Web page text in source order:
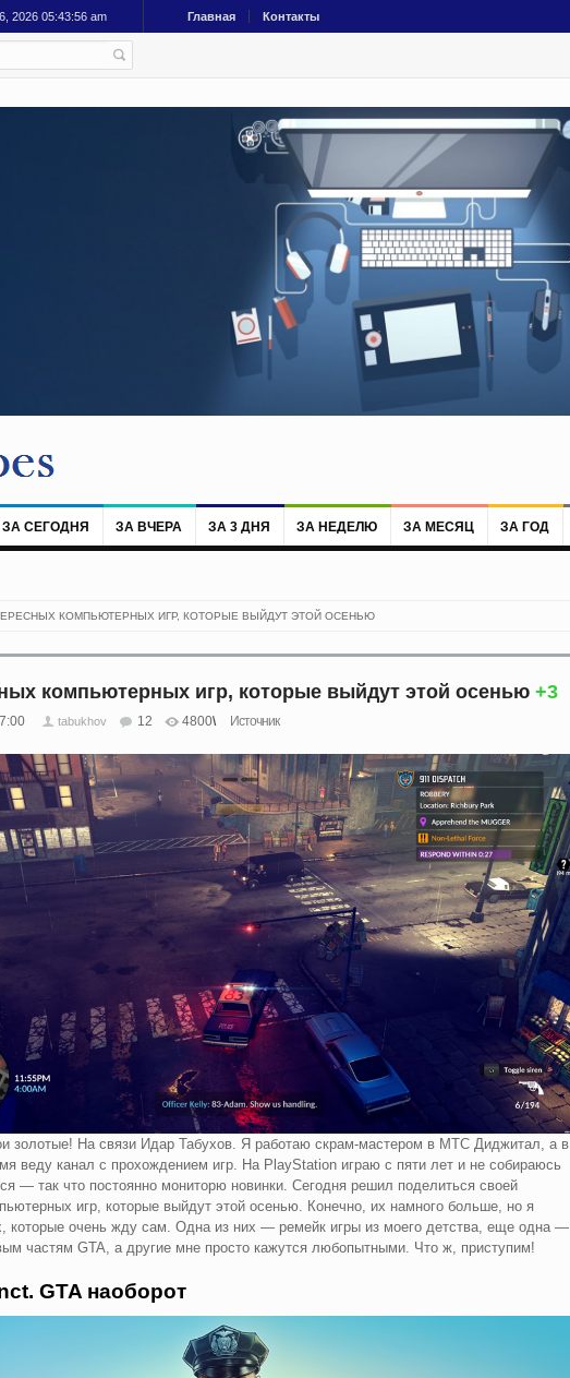
2026 05:43:57 am Главная Контакты
ЗА СЕГОДНЯ ЗА ВЧЕРА ЗА 3 ДНЯ ЗА НЕДЕЛЮ ЗА МЕСЯЦ ЗА ГОД
КОМПЬЮТЕРНЫХ ИГР, КОТОРЫЕ ВЫЙДУТ ЭТОЙ ОСЕНЬЮ
компьютерных игр, которые выйдут этой осенью +3
tabukhov 12 4800 Источник
золотые! На связи Идар Табухов. Я работаю скрам-мастером в МТС Диджитал, а в
веду канал с прохождением игр. На PlayStation играю с пяти лет и не собираюсь
— так что постоянно мониторю новинки. Сегодня решил поделиться своей
игр, которые выйдут этой осенью. Конечно, их намного больше, но я
которые очень жду сам. Одна из них — ремейк игры из моего детства, еще одна —
частям GTA, а другие мне просто кажутся любопытными. Что ж, приступим!
GTA наоборот